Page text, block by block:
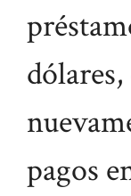
pagos